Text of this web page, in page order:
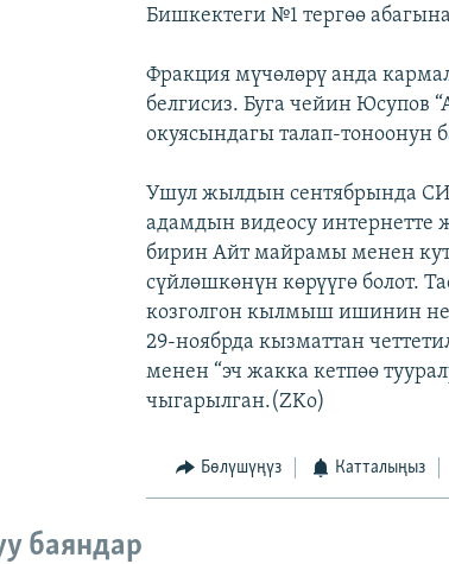
Бишкектеги №1 тергөө
Фракция мүчөлөрү анда
белгисиз. Буга чейин Юсупов
окуясындагы талап-тоноонун
Ушул жылдын сентябрында
адамдын видеосу
бирин Айт майрамы менен
сүйлөшкөнүн көрүүгө болот.
козголгон кылмыш ишинин
29-ноябрда кызматтан
менен “эч жакка кетпөө
чыгарылган.(ZKo)
Бөлүшүңүз Катталыңыз
баяндар